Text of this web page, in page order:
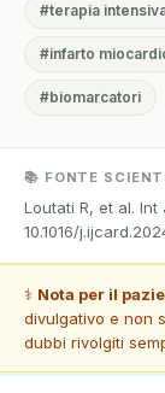
#terapia
#infarto
#biomarcatori
📚 FONTE
Loutati R, et al. Int
10.1016/
⚕️ Nota per il
divulgativo e non
dubbi rivolgiti